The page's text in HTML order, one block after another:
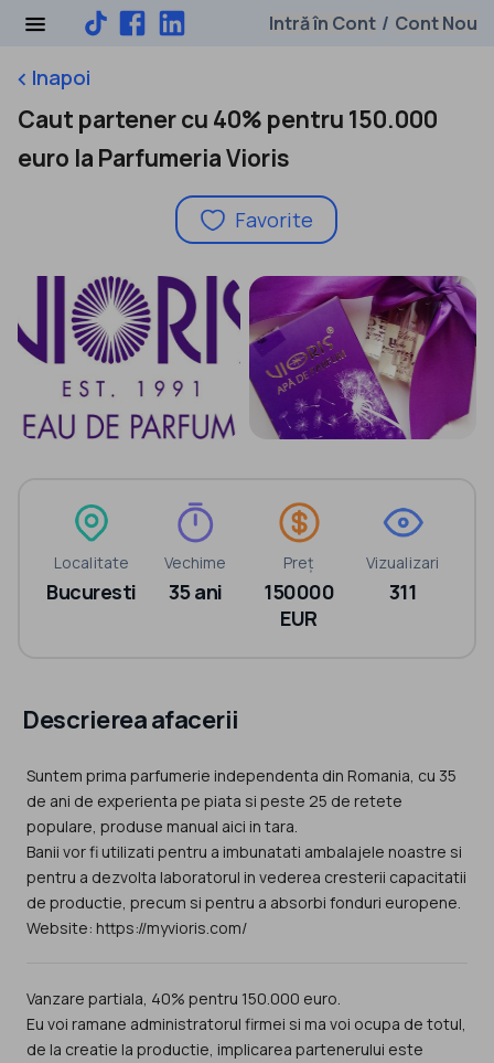
Intră în Cont / Cont Nou
keyboard_arrow_leftInapoi
Caut partener cu 40% pentru 150.000
euro la Parfumeria Vioris
Favorite
Localitate
Bucuresti
Vechime
35 ani
Preț
150000
EUR
Vizualizari
311
Descrierea afacerii
Suntem prima parfumerie independenta din Romania, cu 35
de ani de experienta pe piata si peste 25 de retete
populare, produse manual aici in tara.
Banii vor fi utilizati pentru a imbunatati ambalajele noastre si
pentru a dezvolta laboratorul in vederea cresterii capacitatii
de productie, precum si pentru a absorbi fonduri europene.
Website: https://myvioris.com/
Vanzare partiala, 40% pentru 150.000 euro.
Eu voi ramane administratorul firmei si ma voi ocupa de totul,
de la creatie la productie, implicarea partenerului este